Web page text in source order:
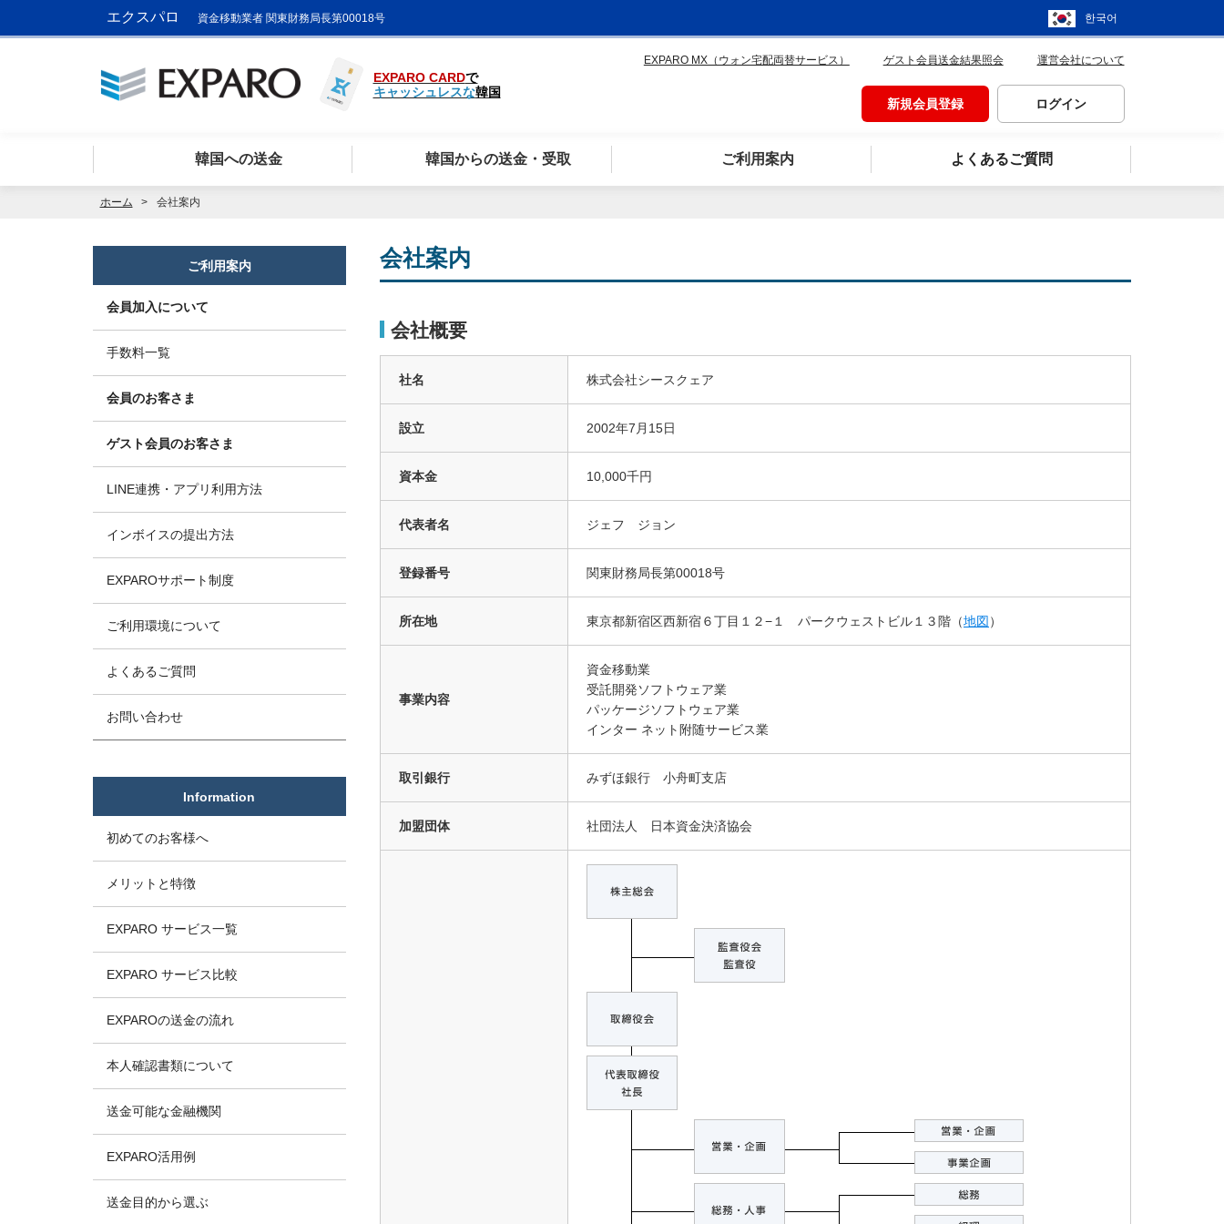
エクスパロ 資金移動業者 関東財務局長第00018号 한국어
EXPARO CARDで
キャッシュレスな韓国
EXPARO MX（ウォン宅配両替サービス） ゲスト会員送金結果照会 運営会社について
新規会員登録 ログイン
韓国への送金 韓国からの送金・受取 ご利用案内 よくあるご質問
ホーム 会社案内
会社案内
会社概要
社名 株式会社シースクェア
設立 2002年7月15日
資本金 10,000千円
代表者名 ジェフ ジョン
登録番号 関東財務局長第00018号
所在地 東京都新宿区西新宿６丁目１２−１ パークウェストビル１３階（地図 ）
事業内容
資金移動業
受託開発ソフトウェア業
パッケージソフトウェア業
インター ネット附随サービス業
取引銀行 みずほ銀行 小舟町支店
加盟団体 社団法人 日本資金決済協会
ご利用案内
会員加入について
手数料一覧
会員のお客さま
ゲスト会員のお客さま
LINE連携・アプリ利用方法
インボイスの提出方法
EXPAROサポート制度
ご利用環境について
よくあるご質問
お問い合わせ
Information
初めてのお客様へ
メリットと特徴
EXPARO サービス一覧
EXPARO サービス比較
EXPAROの送金の流れ
本人確認書類について
送金可能な金融機関
EXPARO活用例
送金目的から選ぶ